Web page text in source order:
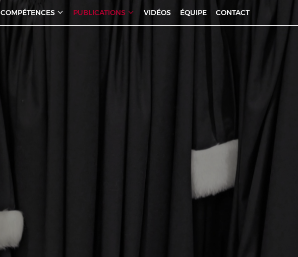
COMPÉTENCES PUBLICATIONS VIDÉOS ÉQUIPE CONTACT